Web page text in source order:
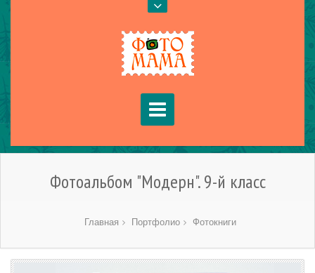
Фотоальбом "Модерн". 9-й класс
Главная Портфолио Фотокниги